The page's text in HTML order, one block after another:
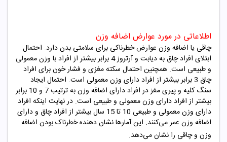
اطلاعاتی در مورد عوارض اضافه وزن
چاقی یا اضافه وزن عوارض خطرناکی برای سلامتی بدن دارد. احتمال
ابتلای افراد چاق به دیابت و آرتروز 4 برابر بیشتر از افراد با وزن معمولی
و طبیعی است. همچنین احتمال سکته مغزی و فشار خون برای افراد
چاق 3 برابر بیشتر از افراد دارای وزن معمولی است. احتمال ایجاد
سنگ کلیه و پیری مغز در افراد دارای اضافه وزن به ترتیب 7 و 10 برابر
بیشتر از افراد دارای وزن معمولی و طبیعی است. در نهایت اینکه افراد
دارای وزن معمولی و طبیعی 10 تا 15 سال بیشتر از افراد چاق و دارای
اضافه وزن عمر می‌کنند. این آمارها نشان دهنده خطرناک بودن اضافه
وزن و چاقی را نشان می‌دهد.